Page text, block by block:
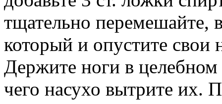
тщательно перемешайте,
который и опустите свои
Держите ноги в
чего насухо вытрите их.